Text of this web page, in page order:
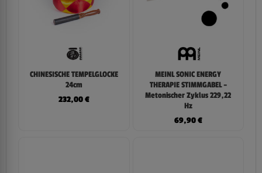
CHINESISCHE TEMPELGLOCKE
24cm
232,00€
MEINL SONIC ENERGY
THERAPIE STIMMGABEL –
Metonischer Zyklus 229,22
Hz
69,90€